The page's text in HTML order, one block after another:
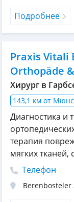
Подробнее
Praxis Vitali
Orthopäde
Хирург в
143,1 км от
Диагностика и
терапия
мягких тканей,
Телефон
Berenbosteler